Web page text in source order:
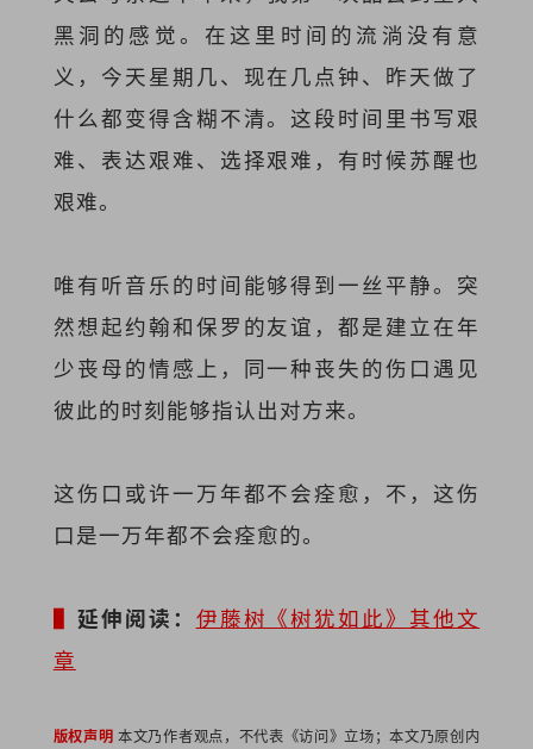
黑洞的感觉。在这里时间的流淌没有意
义，今天星期几、现在几点钟、昨天做了
什么都变得含糊不清。这段时间里书写艰
难、表达艰难、选择艰难，有时候苏醒也
艰难。
唯有听音乐的时间能够得到一丝平静。突
然想起约翰和保罗的友谊，都是建立在年
少丧母的情感上，同一种丧失的伤口遇见
彼此的时刻能够指认出对方来。
这伤口或许一万年都不会痊愈，不，这伤
口是一万年都不会痊愈的。
▌ 延伸阅读： 伊藤树《树犹如此》其他文
章
版权声明本文乃作者观点，不代表《访问》立场；本文乃原创内